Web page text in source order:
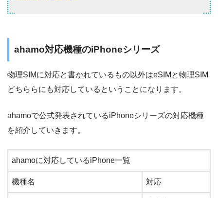
ahamo対応機種のiPhoneシリーズ
物理SIMに対応と書かれているもの以外はeSIMと物理SIM
どちららにも対応しているということになります。
ahamoで公式発表されているiPhoneシリーズの対応機種
を紹介していきます。
ahamoに対応しているiPhone一覧
機種名 対応